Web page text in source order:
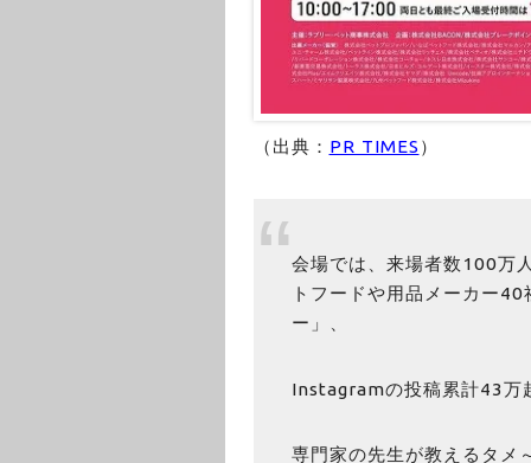
（出典： PR TIMES ）
会場では、来場者数100万
トフードや用品メーカー
ー」、
Instagramの投稿累計43万
専門家の先生が教えるタメ